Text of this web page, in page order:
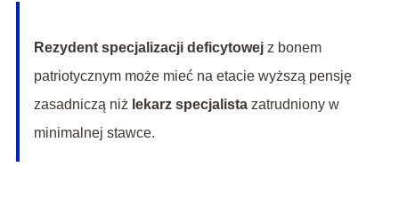
Rezydent specjalizacji deficytowejz bonem
patriotycznym może mieć na etacie wyższą pensję
zasadniczą niż lekarz specjalistazatrudniony w
minimalnej stawce.